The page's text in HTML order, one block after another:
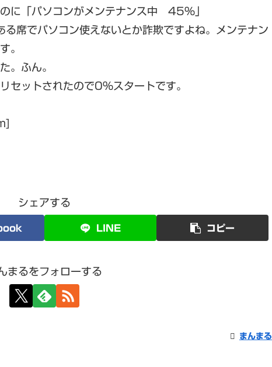
に「パソコンがメンテナンス中 45%」
席でパソコン使えないとか詐欺ですよね。メンテナン
。
。ふん。
セットされたので0％スタートです。
シェアする
LINE コピー
まるをフォローする
まんまる